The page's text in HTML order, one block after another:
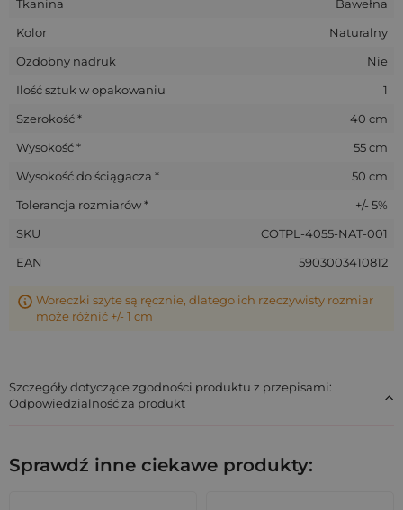
Tkanina
Bawełna
Kolor
Naturalny
Ozdobny nadruk
Nie
Ilość sztuk w opakowaniu
1
Szerokość *
40 cm
Wysokość *
55 cm
Wysokość do ściągacza *
50 cm
Tolerancja rozmiarów *
+/- 5%
SKU
COTPL-4055-NAT-001
EAN
5903003410812
Woreczki szyte są ręcznie, dlatego ich rzeczywisty rozmiar
może różnić +/- 1 cm
Szczegóły dotyczące zgodności produktu z przepisami:
Odpowiedzialność za produkt
Sprawdź inne ciekawe produkty: